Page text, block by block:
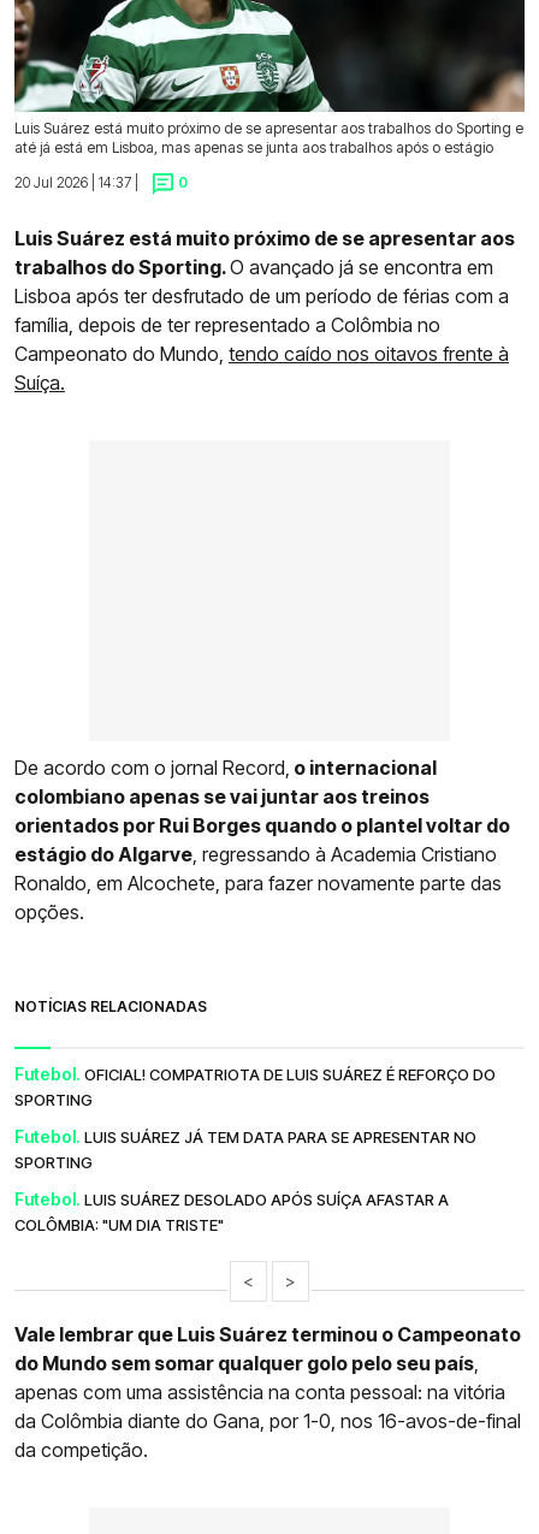
Luis Suárez está muito próximo de se apresentar aos trabalhos do Sporting e
até já está em Lisboa, mas apenas se junta aos trabalhos após o estágio
20 Jul 2026 | 14:37 |
0
Luis Suárez está muito próximo de se apresentar aos
trabalhos do Sporting.O avançado já se encontra em
Lisboa após ter desfrutado de um período de férias com a
família, depois de ter representado a Colômbia no
Campeonato do Mundo, tendo caído nos oitavos frente à
Suíça.
De acordo com o jornal Record, o internacional
colombiano apenas se vai juntar aos treinos
orientados por Rui Borges quando o plantel voltar do
estágio do Algarve , regressando à Academia Cristiano
Ronaldo, em Alcochete, para fazer novamente parte das
opções.
NOTÍCIAS RELACIONADAS
Futebol. OFICIAL! COMPATRIOTA DE LUIS SUÁREZ É REFORÇO DO
SPORTING
Futebol. LUIS SUÁREZ JÁ TEM DATA PARA SE APRESENTAR NO
SPORTING
Futebol. LUIS SUÁREZ DESOLADO APÓS SUÍÇA AFASTAR A
COLÔMBIA: "UM DIA TRISTE"
< >
Vale lembrar que Luis Suárez terminou o Campeonato
do Mundo sem somar qualquer golo pelo seu país
apenas com uma assistência na conta pessoal: na vitória
da Colômbia diante do Gana, por 1-0, nos 16-avos-de-final
da competição.